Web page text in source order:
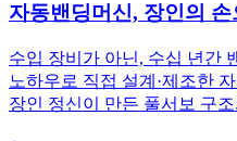
자동밴딩머신, 장인의
수입 장비가 아닌, 수십 년간
노하우로 직접 설계·제조한
장인 정신이 만든 풀서보 구